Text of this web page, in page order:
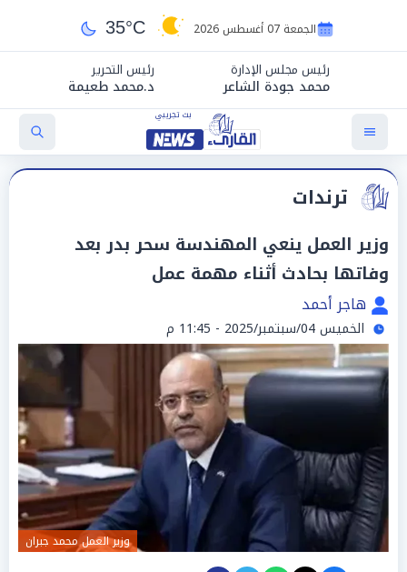
الجمعة 07 أغسطس 2026 35°C
رئيس مجلس الإدارة
محمد جودة الشاعر
رئيس التحرير
د.محمد طعيمة
ترندات
وزير العمل ينعي المهندسة سحر بدر بعد
وفاتها بحادث أثناء مهمة عمل
هاجر أحمد
الخميس 04/سبتمبر/2025 - 11:45 م
وزير العمل محمد جبران